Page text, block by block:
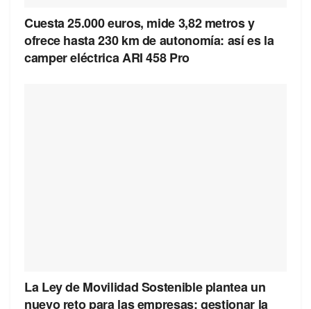
Cuesta 25.000 euros, mide 3,82 metros y
ofrece hasta 230 km de autonomía: así es la
camper eléctrica ARI 458 Pro
La Ley de Movilidad Sostenible plantea un
nuevo reto para las empresas: gestionar la